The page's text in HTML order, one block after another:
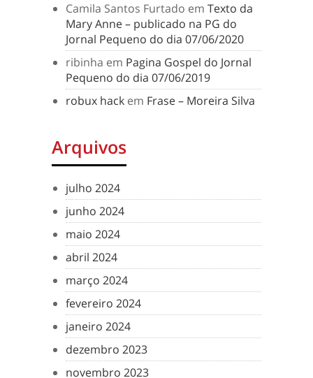
Camila Santos Furtado em Texto da
Mary Anne – publicado na PG do
Jornal Pequeno do dia 07/06/2020
ribinha em Pagina Gospel do Jornal
Pequeno do dia 07/06/2019
robux hack em Frase – Moreira Silva
Arquivos
julho 2024
junho 2024
maio 2024
abril 2024
março 2024
fevereiro 2024
janeiro 2024
dezembro 2023
novembro 2023